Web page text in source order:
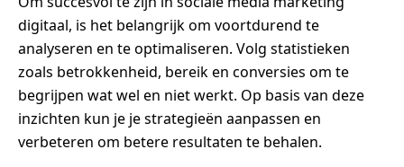
digitaal, is het belangrijk om voortdurend te
analyseren en te optimaliseren. Volg statistieken
zoals betrokkenheid, bereik en conversies om te
begrijpen wat wel en niet werkt. Op basis van deze
inzichten kun je je strategieën aanpassen en
verbeteren om betere resultaten te behalen.